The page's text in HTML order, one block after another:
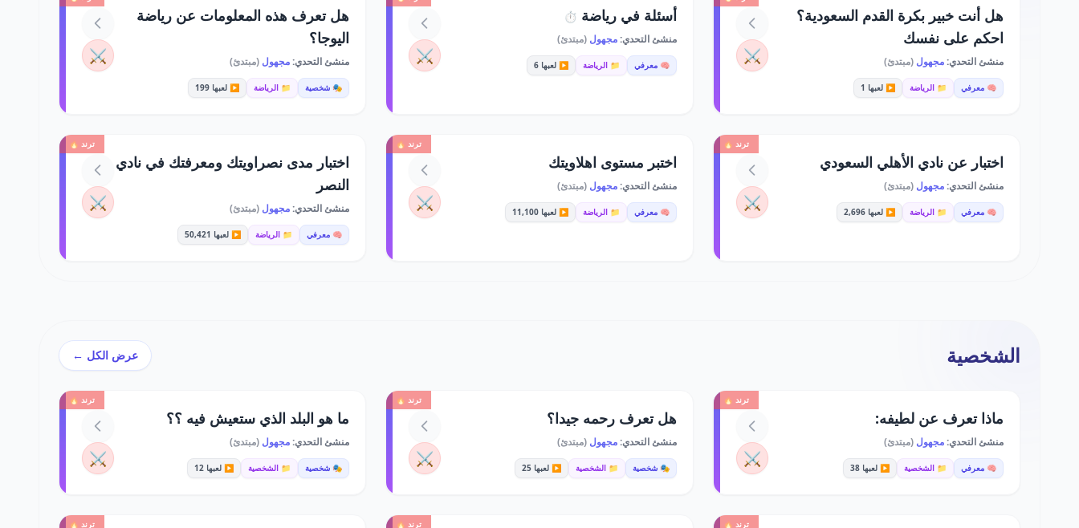
هل أنت خبير بكرة القدم السعودية؟
احكم على نفسك
منشئ التحدي:مجهول (مبتدئ)
🧠 معرفي 📁 الرياضة ▶️ لعبها 1
⚔️
أسئلة في رياضة ⏱️
منشئ التحدي:مجهول(مبتدئ)
🧠 معرفي 📁 الرياضة ▶️ لعبها 6 ⚔️
هل تعرف هذه المعلومات عن رياضة
اليوجا؟
منشئ التحدي:مجهول (مبتدئ)
🎭 شخصية 📁 الرياضة ▶️ لعبها 199
⚔️
ترند 🔥
اختبار عن نادي الأهلي السعودي
منشئ التحدي:مجهول (مبتدئ)
🧠 معرفي 📁 الرياضة ▶️ لعبها 2,696 ⚔️
ترند 🔥
اختبر مستوى اهلاويتك
منشئ التحدي:مجهول(مبتدئ)
🧠 معرفي 📁 الرياضة ▶️ لعبها 11,100 ⚔️
ترند 🔥
اختبار مدى نصراويتك ومعرفتك في نادي
النصر
منشئ التحدي:مجهول (مبتدئ)
🧠 معرفي 📁 الرياضة ▶️ لعبها 50,421
⚔️
الشخصية عرض الكل ←
ترند 🔥
ماذا تعرف عن لطيفه:
منشئ التحدي:مجهول (مبتدئ)
🧠 معرفي 📁 الشخصية ▶️ لعبها 38 ⚔️
ترند 🔥
هل تعرف رحمه جيدا؟
منشئ التحدي:مجهول(مبتدئ)
🎭 شخصية 📁 الشخصية ▶️ لعبها 25 ⚔️
ترند 🔥
ما هو البلد الذي ستعيش فيه ؟؟
منشئ التحدي:مجهول (مبتدئ)
🎭 شخصية 📁 الشخصية ▶️ لعبها 12 ⚔️
ترند 🔥 ترند 🔥 ترند 🔥